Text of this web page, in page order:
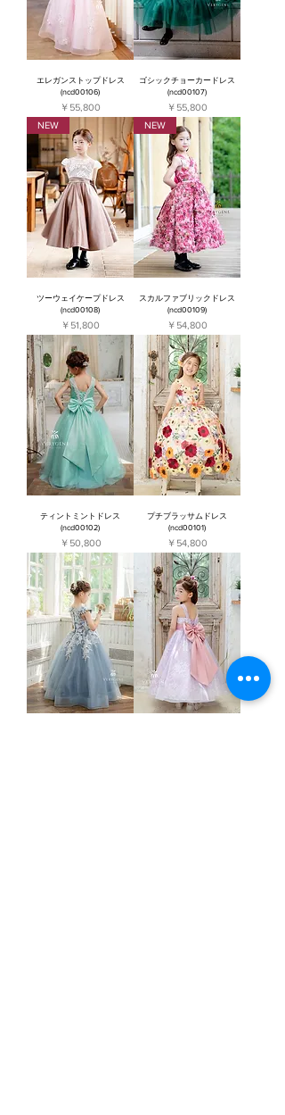
エレガンストップドレス
(ncd00106)
価格
￥55,800
ゴシックチョーカードレス
(ncd00107)
価格
￥55,800
NEW
ツーウェイケープドレス
(ncd00108)
価格
￥51,800
NEW
スカルファブリックドレス
(ncd00109)
価格
￥54,800
ティントミントドレス
(ncd00102)
価格
￥50,800
プチブラッサムドレス
(ncd00101)
価格
￥54,800